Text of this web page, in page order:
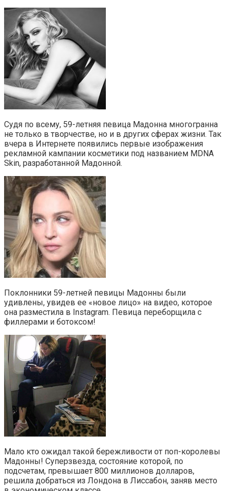
Судя по всему, 59-летняя певица Мадонна многогранна
не только в творчестве, но и в других сферах жизни. Так
вчера в Интернете появились первые изображения
рекламной кампании косметики под названием MDNA
Skin, разработанной Мадонной.
Поклонники 59-летней певицы Мадонны были
удивлены, увидев ее «новое лицо» на видео, которое
она разместила в Instagram. Певица переборщила с
филлерами и ботоксом!
Мало кто ожидал такой бережливости от поп-королевы
Мадонны! Суперзвезда, состояние которой, по
подсчетам, превышает 800 миллионов долларов,
решила добраться из Лондона в Лиссабон, заняв место